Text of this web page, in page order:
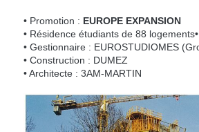
• Promotion : EUROPE EXPANSION
• Résidence étudiants de 88
• Gestionnaire : EUROSTUDIOMES
• Construction : DUMEZ
• Architecte : 3AM-MARTIN